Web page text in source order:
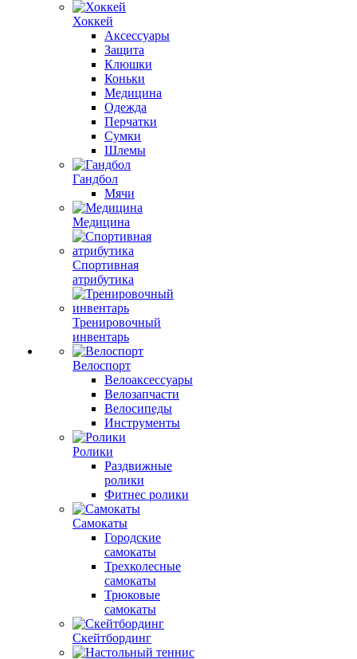
Хоккей
Аксессуары
Защита
Клюшки
Коньки
Медицина
Одежда
Перчатки
Сумки
Шлемы
Гандбол
Мячи
Медицина
Спортивная
атрибутика
Тренировочный
инвентарь
Велоспорт
Велоаксессуары
Велозапчасти
Велосипеды
Инструменты
Ролики
Раздвижные
ролики
Фитнес ролики
Самокаты
Городские
самокаты
Трехколесные
самокаты
Трюковые
самокаты
Скейтбординг